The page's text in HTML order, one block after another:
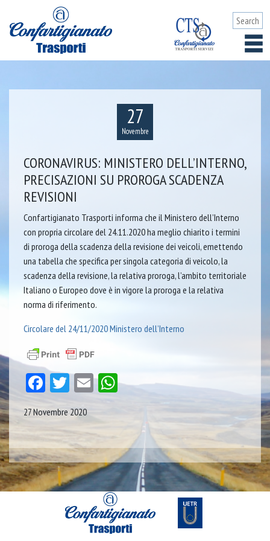
27
Novembre
CORONAVIRUS: MINISTERO DELL’INTERNO,
PRECISAZIONI SU PROROGA SCADENZA
REVISIONI
Confartigianato Trasporti informa che il Ministero dell’Interno
con propria circolare del 24.11.2020 ha meglio chiarito i termini
di proroga della scadenza della revisione dei veicoli, emettendo
una tabella che specifica per singola categoria di veicolo, la
scadenza della revisione, la relativa proroga, l’ambito territoriale
Italiano o Europeo dove è in vigore la proroga e la relativa
norma di riferimento.
Circolare del 24/11/2020 Ministero dell’Interno
Facebook
Twitter
EmailWhatsApp
27 Novembre 2020